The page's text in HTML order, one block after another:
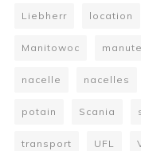
Liebherr location
Manitowoc
nacelle nacelles
potain Scania
transport UFL